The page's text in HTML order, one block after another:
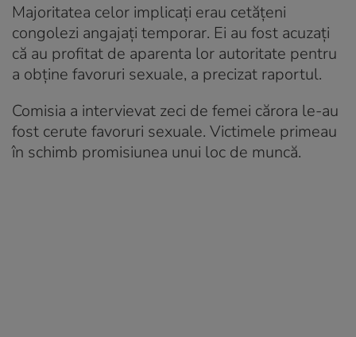
Majoritatea celor implicați erau cetățeni
congolezi angajați temporar. Ei au fost acuzați
că au profitat de aparenta lor autoritate pentru
a obține favoruri sexuale, a precizat raportul.
Comisia a intervievat zeci de femei cărora le-au
fost cerute favoruri sexuale. Victimele primeau
în schimb promisiunea unui loc de muncă.